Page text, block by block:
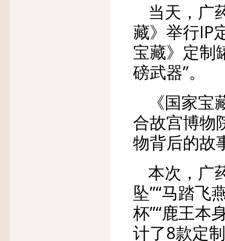
当天，广
藏》举行IP
宝藏》定制
磅武器”。
《国家
合故宫博物
物背后的故
本次，广
坠”“马踏飞
杯”“鹿王本
计了8款定